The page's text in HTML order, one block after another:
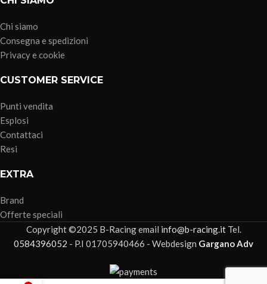
Chi siamo
Consegna e spedizioni
Privacy e cookie
CUSTOMER SERVICE
Punti vendita
Esplosi
Contattaci
Resi
EXTRA
Brand
Offerte speciali
Copyright ©2025 B-Racing email info@b-racing.itTel.
0584396052 - P.I 01705940466 - Webdesign Gargano Adv